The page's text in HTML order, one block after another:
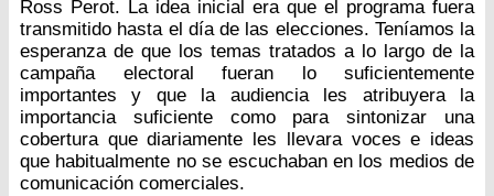
Ross Perot. La idea inicial era que el programa fuera
transmitido hasta el día de las elecciones. Teníamos la
esperanza de que los temas tratados a lo largo de la
campaña electoral fueran lo suficientemente
importantes y que la audiencia les atribuyera la
importancia suficiente como para sintonizar una
cobertura que diariamente les llevara voces e ideas
que habitualmente no se escuchaban en los medios de
comunicación comerciales.